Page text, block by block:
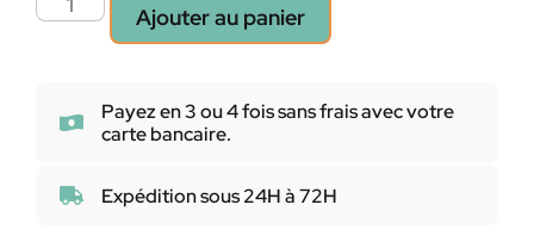
Ajouter au panier
Payez en 3 ou 4 fois sans frais avec votre
carte bancaire.
Expédition sous 24H à 72H